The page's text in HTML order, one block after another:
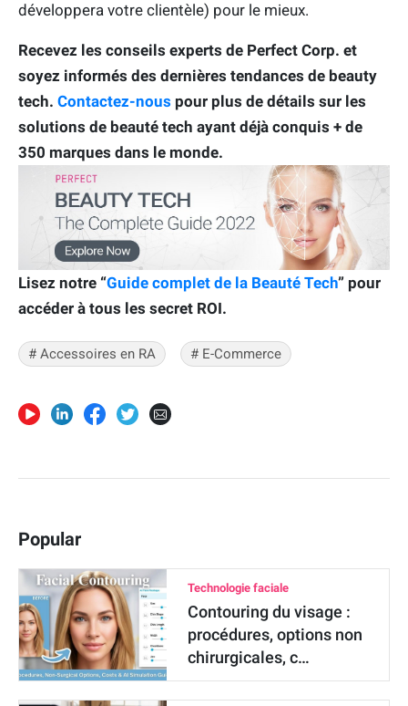
développera votre clientèle) pour le mieux.
Recevez les conseils experts de Perfect Corp. et
soyez informés des dernières tendances de beauty
tech. Contactez-nous pour plus de détails sur les
solutions de beauté tech ayant déjà conquis + de
350 marques dans le monde.
Lisez notre “Guide complet de la Beauté Tech” pour
accéder à tous les secret ROI.
# Accessoires en RA # E-Commerce
Popular
Technologie faciale
Contouring du visage :
procédures, options non
chirurgicales, c…